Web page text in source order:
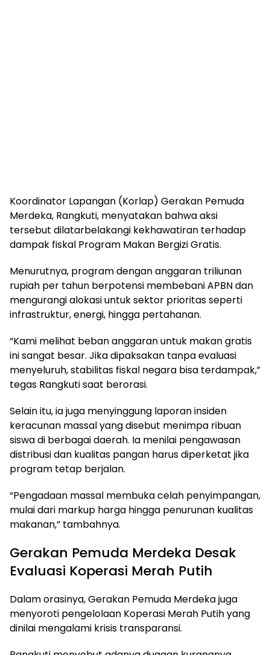
Koordinator Lapangan (Korlap) Gerakan Pemuda
Merdeka, Rangkuti, menyatakan bahwa aksi
tersebut dilatarbelakangi kekhawatiran terhadap
dampak fiskal Program Makan Bergizi Gratis.
Menurutnya, program dengan anggaran triliunan
rupiah per tahun berpotensi membebani APBN dan
mengurangi alokasi untuk sektor prioritas seperti
infrastruktur, energi, hingga pertahanan.
“Kami melihat beban anggaran untuk makan gratis
ini sangat besar. Jika dipaksakan tanpa evaluasi
menyeluruh, stabilitas fiskal negara bisa terdampak,”
tegas Rangkuti saat berorasi.
Selain itu, ia juga menyinggung laporan insiden
keracunan massal yang disebut menimpa ribuan
siswa di berbagai daerah. Ia menilai pengawasan
distribusi dan kualitas pangan harus diperketat jika
program tetap berjalan.
“Pengadaan massal membuka celah penyimpangan,
mulai dari markup harga hingga penurunan kualitas
makanan,” tambahnya.
Gerakan Pemuda Merdeka Desak
Evaluasi Koperasi Merah Putih
Dalam orasinya, Gerakan Pemuda Merdeka juga
menyoroti pengelolaan Koperasi Merah Putih yang
dinilai mengalami krisis transparansi.